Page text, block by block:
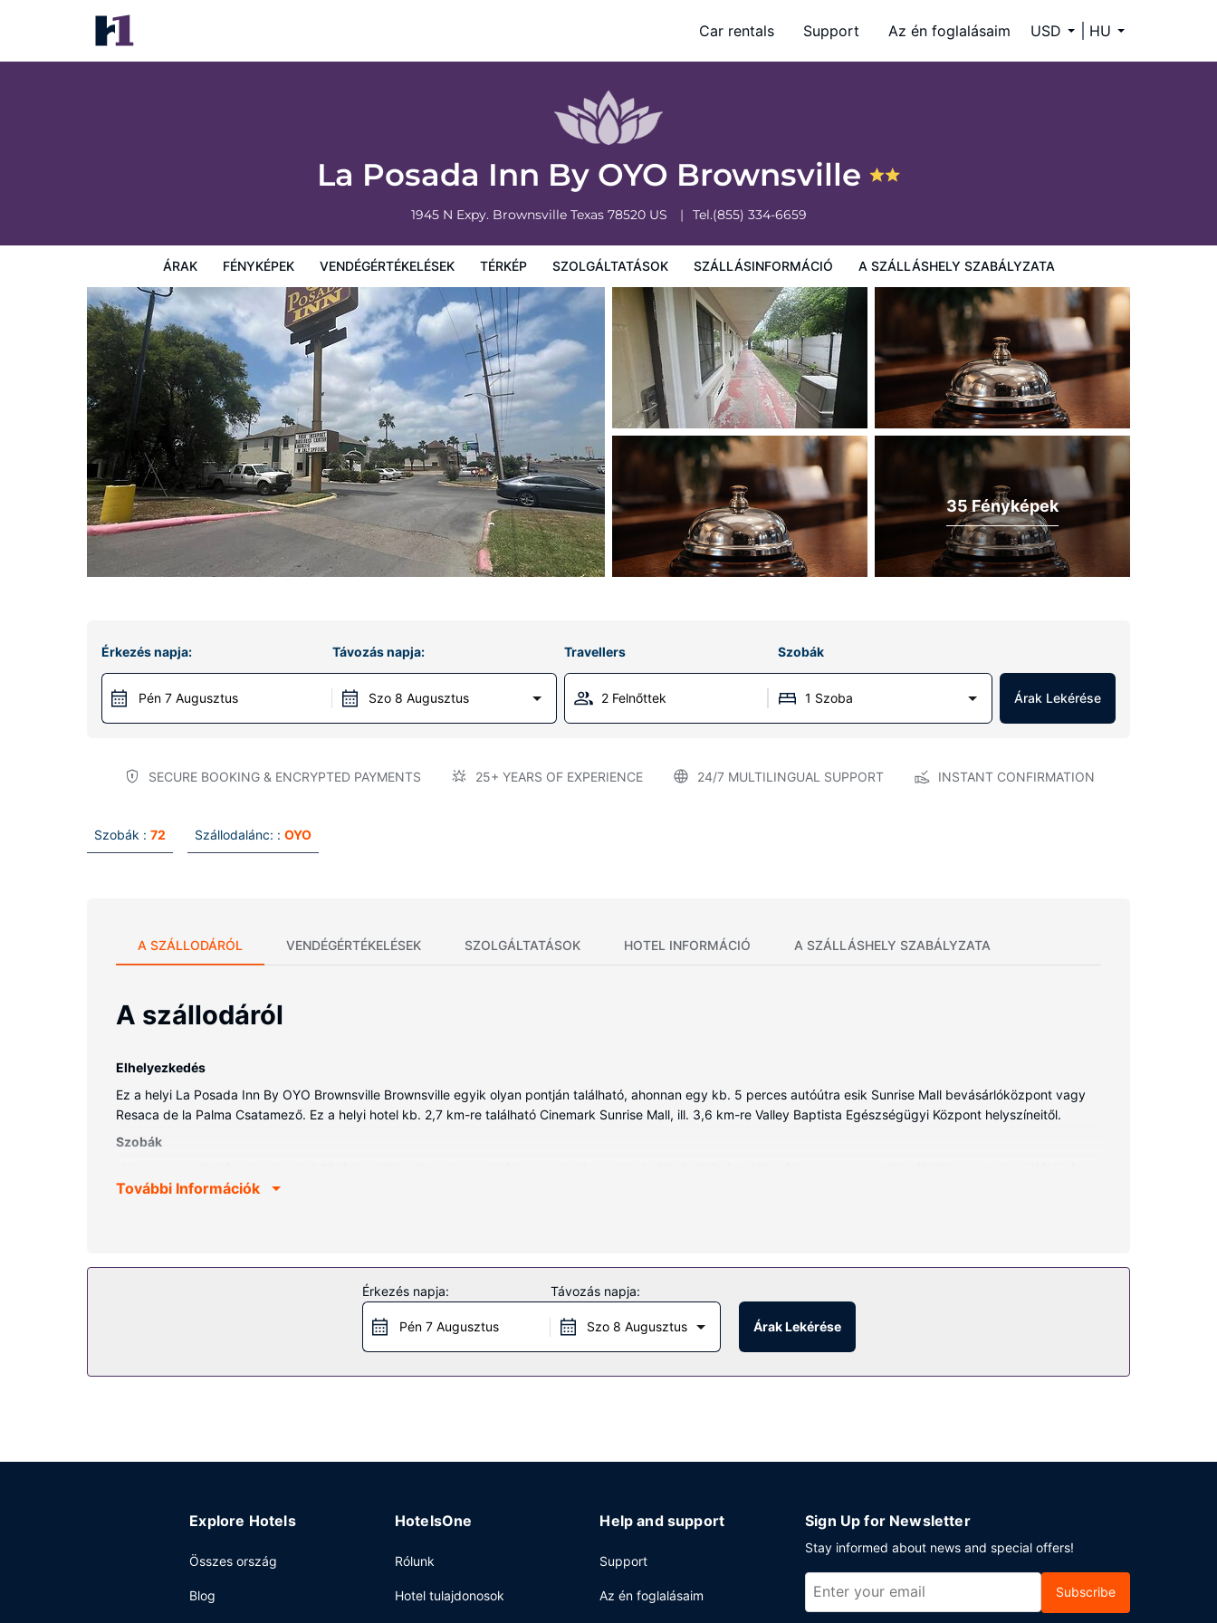
Car rentals Support Az én foglalásaim USD HU
La Posada Inn By OYO Brownsville
1945 N Expy. Brownsville Texas 78520 US Tel.(855) 334-6659
ÁRAK FÉNYKÉPEK VENDÉGÉRTÉKELÉSEK TÉRKÉP SZOLGÁLTATÁSOK SZÁLLÁSINFORMÁCIÓ A SZÁLLÁSHELY SZABÁLYZATA
La Posada Inn By OYO Brownsville
Árak Fényképek A szálláshely szabályzata
35 Fényképek
Érkezés napja:
Pén 7 Augusztus
Távozás napja:
Szo 8 Augusztus
Travellers Szobák
2 Felnőttek 1 Szoba Árak Lekérése
SECURE BOOKING & ENCRYPTED PAYMENTS 25+ YEARS OF EXPERIENCE 24/7 MULTILINGUAL SUPPORT INSTANT CONFIRMATION
Szobák : 72 Szállodalánc: : OYO
A SZÁLLODÁRÓL VENDÉGÉRTÉKELÉSEK SZOLGÁLTATÁSOK HOTEL INFORMÁCIÓ A SZÁLLÁSHELY SZABÁLYZATA
A szállodáról
Elhelyezkedés
Ez a helyi La Posada Inn By OYO Brownsville Brownsville egyik olyan pontján található, ahonnan egy kb. 5 perces autóútra esik Sunrise Mall bevásárlóközpont vagy
Resaca de la Palma Csatamező. Ez a helyi hotel kb. 2,7 km-re található Cinemark Sunrise Mall, ill. 3,6 km-re Valley Baptista Egészségügyi Központ helyszíneitől.
Szobák
televíziókon nézhető digitális csatornák kínálata mind a vendégek kikapcsolódását szolgálja. A(z) privát fürdőszoba felszerelései közé tartozik ingyenes piperecikkek
A szálláshelyen 24 órában nyitva tartó recepció, ruhatisztító létesítmények és étel- és italautomata is igénybe vehető. Az autóval érkező vendégek számára ingyenes
További Információk
Érkezés napja:
Pén 7 Augusztus
Távozás napja:
Szo 8 Augusztus Árak Lekérése
Explore Hotels
Összes ország
Blog
HotelsOne
Rólunk
Hotel tulajdonosok
Help and support
Support
Az én foglalásaim
Sign Up for Newsletter
Stay informed about news and special offers!
Subscribe